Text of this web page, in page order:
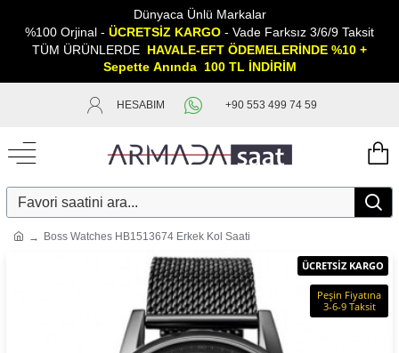
Dünyaca Ünlü Markalar
%100 Orjinal - ÜCRETSİZ KARGO - Vade Farksız 3/6/9 Taksit
TÜM ÜRÜNLERDE HAVALE-EFT ÖDEMELERİNDE %10 +
Sepette Anında 100 TL İNDİRİM
HESABIM +90 553 499 74 59
Boss Watches HB1513674 Erkek Kol Saati
ÜCRETSİZ KARGO
Peşin Fiyatına
3-6-9 Taksit